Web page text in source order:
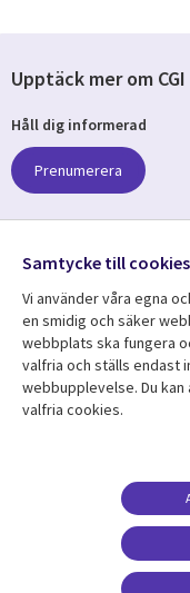
Resurscenter
SWEDEN
Upptäck mer om CGI
Håll dig informerad
Prenumerera
Följ oss
Social
Media
SWEDEN
Samtycke till cookies
Vi använder våra egna
en smidig och säker
webbplats ska fungera
valfria och ställs endast
webbupplevelse. Du
valfria cookies.